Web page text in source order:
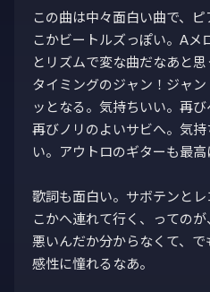
この曲は中々面白い曲で、
こかビートルズっぽい。Aメ
とリズムで変な曲だなあと
タイミングのジャン！ジャ
ッとなる。気持ちいい。再び
再びノリのよいサビへ。気
い。アウトロのギターも最高
歌詞も面白い。サボテンと
こかへ連れて行く、っての
悪いんだか分からなくて、
感性に憧れるなあ。